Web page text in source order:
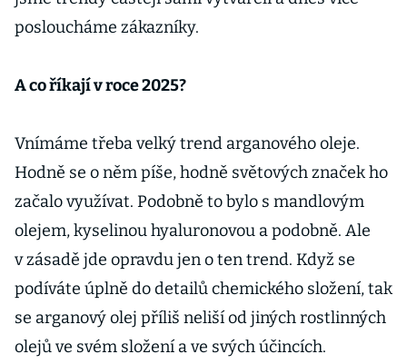
posloucháme zákazníky.
A co říkají v roce 2025?
Vnímáme třeba velký trend arganového oleje.
Hodně se o něm píše, hodně světových značek ho
začalo využívat. Podobně to bylo s mandlovým
olejem, kyselinou hyaluronovou a podobně. Ale
v zásadě jde opravdu jen o ten trend. Když se
podíváte úplně do detailů chemického složení, tak
se arganový olej příliš neliší od jiných rostlinných
olejů ve svém složení a ve svých účincích.